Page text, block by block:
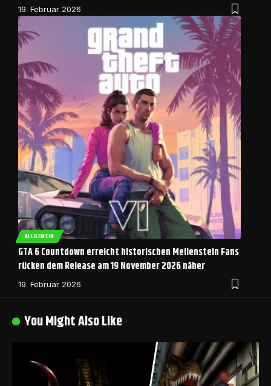
19. Februar 2026
ALLGEMEIN
GTA 6 Countdown erreicht historischen Meilenstein Fans
rücken dem Release am 19 November 2026 näher
19. Februar 2026
You Might Also Like